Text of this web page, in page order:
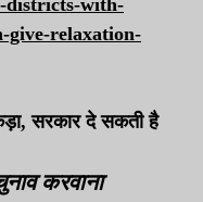
districts-with-
give-relaxation-
सरकार दे सकती है
करवाना